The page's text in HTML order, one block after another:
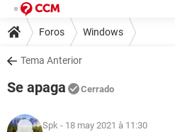
Foros Windows
Tema Anterior
Se apaga Cerrado
Spk - 18 may 2021 à 11:30